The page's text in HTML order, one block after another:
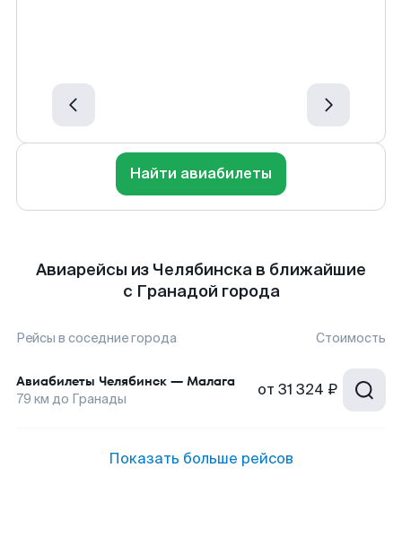
Найти авиабилеты
Авиарейсы из Челябинска в ближайшие
с Гранадой города
Рейсы в соседние города Стоимость
Авиабилеты Челябинск — Малага
79 км до Гранады от 31 324 ₽
Показать больше рейсов